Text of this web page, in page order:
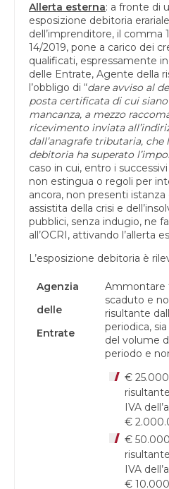
Allerta esterna: a fronte di
esposizione debitoria
dell’imprenditore, il comma
14/2019, pone a carico dei
qualificati, espressamente
delle Entrate, Agente della
l’obbligo di “dare avviso al
posta certificata di cui siano
mancanza, a mezzo
ricevimento inviata
dall’anagrafe tributaria, che
debitoria ha superato
caso in cui, entro i
non estingua o regoli per
ancora, non presenti
assistita della crisi e
pubblici, senza indugio, ne
all’OCRI, attivando l’allerta
L’esposizione debitoria è
Agenzia
delle
Entrate
Ammontare
scaduto e
risultante
periodica,
del volume
periodo e
€
IVA
€
€
IVA
€